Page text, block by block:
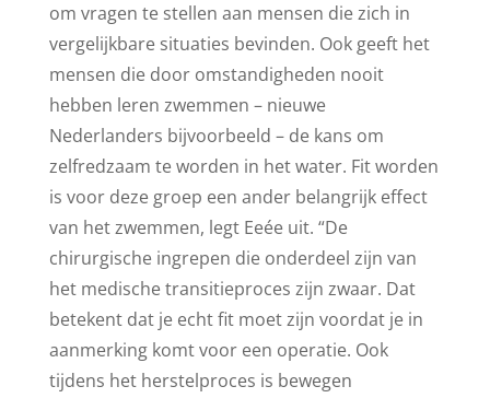
om vragen te stellen aan mensen die zich in
vergelijkbare situaties bevinden. Ook geeft het
mensen die door omstandigheden nooit
hebben leren zwemmen – nieuwe
Nederlanders bijvoorbeeld – de kans om
zelfredzaam te worden in het water. Fit worden
is voor deze groep een ander belangrijk effect
van het zwemmen, legt Eeée uit. “De
chirurgische ingrepen die onderdeel zijn van
het medische transitieproces zijn zwaar. Dat
betekent dat je echt fit moet zijn voordat je in
aanmerking komt voor een operatie. Ook
tijdens het herstelproces is bewegen